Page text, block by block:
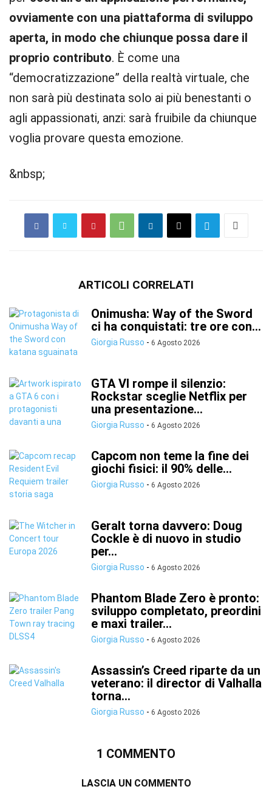
ovviamente con una piattaforma di sviluppo
aperta, in modo che chiunque possa dare il
proprio contributo. È come una
“democratizzazione” della realtà virtuale, che
non sarà più destinata solo ai più benestanti o
agli appassionati, anzi: sarà fruibile da chiunque
voglia provare questa emozione.
&nbsp;
ARTICOLI CORRELATI
Onimusha: Way of the Sword
ci ha conquistati: tre ore con...
Giorgia Russo - 6 Agosto 2026
GTA VI rompe il silenzio:
Rockstar sceglie Netflix per
una presentazione...
Giorgia Russo - 6 Agosto 2026
Capcom non teme la fine dei
giochi fisici: il 90% delle...
Giorgia Russo - 6 Agosto 2026
Geralt torna davvero: Doug
Cockle è di nuovo in studio
per...
Giorgia Russo - 6 Agosto 2026
Phantom Blade Zero è pronto:
sviluppo completato, preordini
e maxi trailer...
Giorgia Russo - 6 Agosto 2026
Assassin’s Creed riparte da un
veterano: il director di Valhalla
torna...
Giorgia Russo - 6 Agosto 2026
1 COMMENTO
LASCIA UN COMMENTO